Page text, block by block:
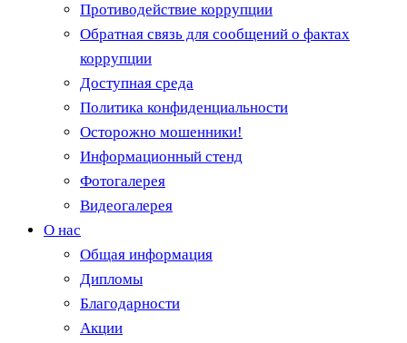
Противодействие коррупции
Обратная связь для сообщений о фактах
коррупции
Доступная среда
Политика конфиденциальности
Осторожно мошенники!
Информационный стенд
Фотогалерея
Видеогалерея
О нас
Общая информация
Дипломы
Благодарности
Акции